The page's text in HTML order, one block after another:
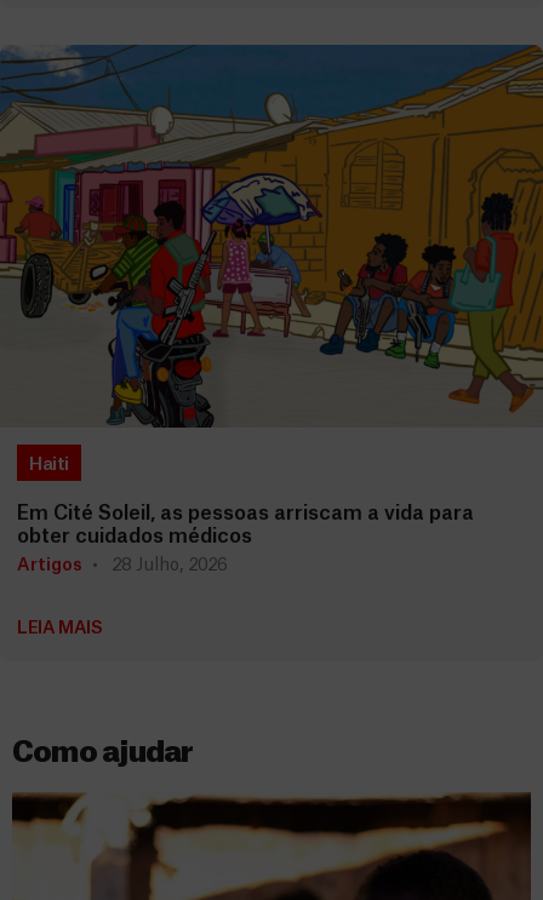
Haiti
Em Cité Soleil, as pessoas arriscam a vida para
obter cuidados médicos
Artigos 28 Julho, 2026
LEIA MAIS
Como ajudar